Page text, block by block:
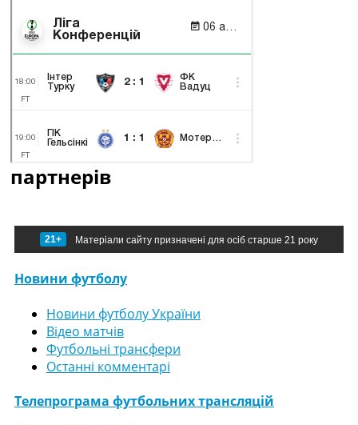
партнерів
21+ Матеріали сайту призначені для осіб старше 21 року
Новини футболу
Новини футболу України
Відео матчів
Футбольні трансфери
Останні комментарі
Телепрограма футбольних трансляцій